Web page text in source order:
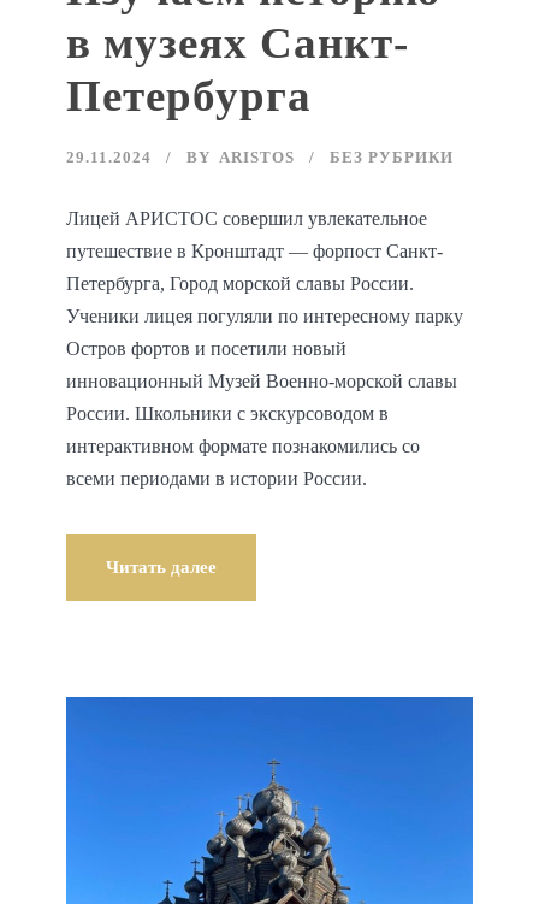
в музеях Санкт-
Петербурга
29.11.2024 BY ARISTOS БЕЗ РУБРИКИ
Лицей АРИСТОС совершил увлекательное
путешествие в Кронштадт — форпост Санкт-
Петербурга, Город морской славы России.
Ученики лицея погуляли по интересному парку
Остров фортов и посетили новый
инновационный Музей Военно-морской славы
России. Школьники с экскурсоводом в
интерактивном формате познакомились со
всеми периодами в истории России.
Читать далее